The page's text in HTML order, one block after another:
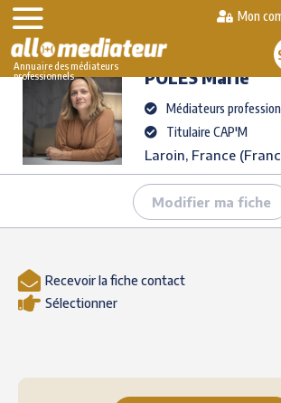
Skip
content
Annuaire des médiateurs
professionnels
Mon
AlloMediateur
POLESMarie
Médiateurs
Titulaire CAP'M
Laroin, France
Modifier ma fiche
Recevoir la fiche contact
Sélectionner